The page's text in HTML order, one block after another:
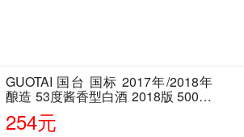
GUOTAI 国台 国标 2017年/2018年
酿造 53度酱香型白酒 2018版 500ml
单瓶装
254元